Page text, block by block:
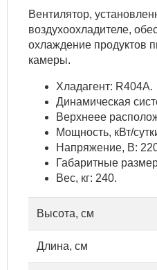
Вентилятор,
воздухоохладителе,
охлаждение продуктов
камеры.
Хладагент: R404A.
Динамическая
Верхнеее
Мощность, кВт/
Напряжение, В:
Габаритные
Вес, кг: 240.
Высота, см
Длина, см